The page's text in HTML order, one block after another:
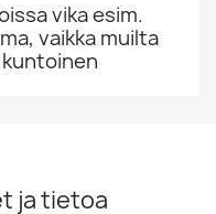
vika esim.
vaikka muilta
kuntoinen
ja tietoa